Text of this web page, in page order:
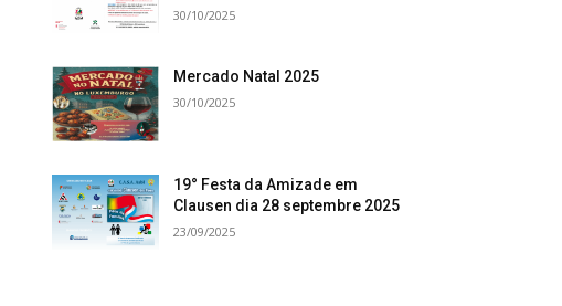
30/10/2025
Mercado Natal 2025
30/10/2025
19° Festa da Amizade em
Clausen dia 28 septembre 2025
23/09/2025